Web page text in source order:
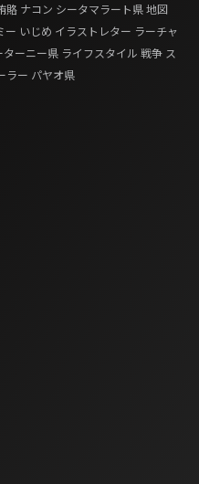
賂 ナコン シータマラート県地図
ー いじめ イラストレター ラーチャ
ターニー県 ライフスタイル 戦争 ス
ラー パヤオ県